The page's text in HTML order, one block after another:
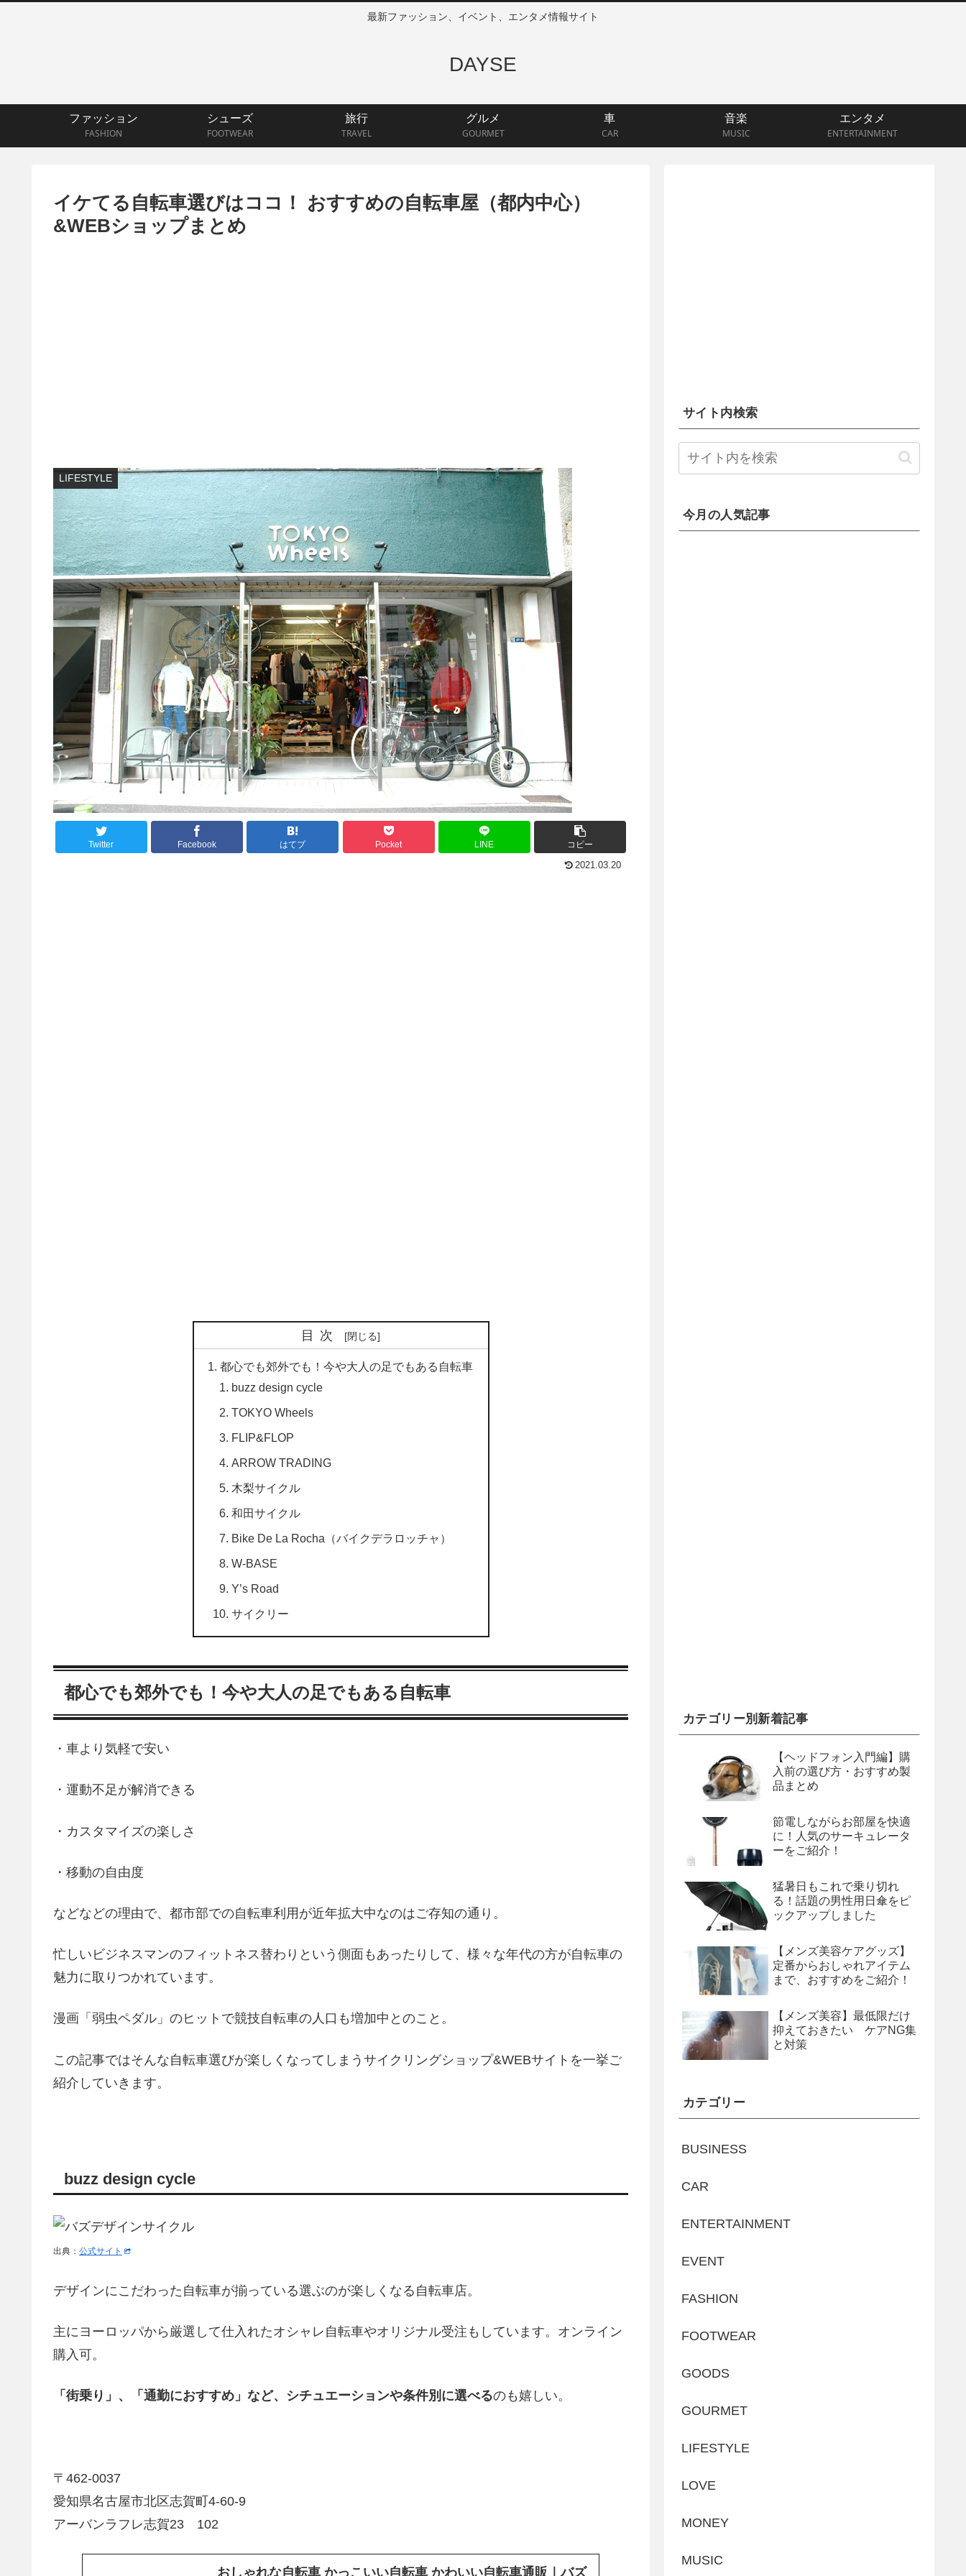
最新ファッション、イベント、エンタメ情報サイト
DAYSE
ファッション
FASHION
シューズ
FOOTWEAR
旅行
TRAVEL
グルメ
GOURMET
車
CAR
音楽
MUSIC
エンタメ
ENTERTAINMENT
イケてる自転車選びはココ！ おすすめの自転車屋（都内中心）
&WEBショップまとめ
LIFESTYLE
Twitter Facebook はてブ Pocket LINE コピー
2021.03.20
目次
都心でも郊外でも！今や大人の足でもある自転車
buzz design cycle
TOKYO Wheels
FLIP&FLOP
ARROW TRADING
木梨サイクル
和田サイクル
Bike De La Rocha（バイクデラロッチャ）
W-BASE
Y’s Road
サイクリー
都心でも郊外でも！今や大人の足でもある自転車
・車より気軽で安い
・運動不足が解消できる
・カスタマイズの楽しさ
・移動の自由度
などなどの理由で、都市部での自転車利用が近年拡大中なのはご存知の通り。
忙しいビジネスマンのフィットネス替わりという側面もあったりして、様々な年代の方が自転車の
魅力に取りつかれています。
漫画「弱虫ペダル」のヒットで競技自転車の人口も増加中とのこと。
この記事ではそんな自転車選びが楽しくなってしまうサイクリングショップ&WEBサイトを一挙ご
紹介していきます。
buzz design cycle
出典： 公式サイト
デザインにこだわった自転車が揃っている選ぶのが楽しくなる自転車店。
主にヨーロッパから厳選して仕入れたオシャレ自転車やオリジナル受注もしています。オンライン
購入可。
「街乗り」、「通勤におすすめ」など、シチュエーションや条件別に選べるのも嬉しい。
〒462-0037
愛知県名古屋市北区志賀町4-60-9
アーバンラフレ志賀23 102
おしゃれな自転車 かっこいい自転車 かわいい自転車通販｜バズ
サイト内検索
今月の人気記事
カテゴリー別新着記事
【ヘッドフォン入門編】購
入前の選び方・おすすめ製
品まとめ
節電しながらお部屋を快適
に！人気のサーキュレータ
ーをご紹介！
猛暑日もこれで乗り切れ
る！話題の男性用日傘をピ
ックアップしました
【メンズ美容ケアグッズ】
定番からおしゃれアイテム
まで、おすすめをご紹介！
【メンズ美容】最低限だけ
抑えておきたい ケアNG集
と対策
カテゴリー
BUSINESS
CAR
ENTERTAINMENT
EVENT
FASHION
FOOTWEAR
GOODS
GOURMET
LIFESTYLE
LOVE
MONEY
MUSIC